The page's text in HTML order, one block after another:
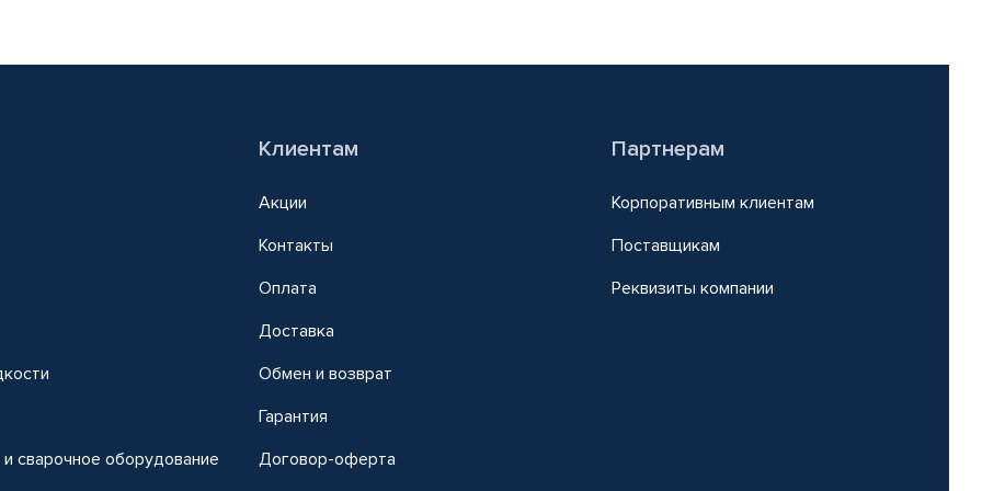
сварочное оборудование
Клиентам
Акции
Контакты
Оплата
Доставка
Обмен и возврат
Гарантия
Договор-оферта
Партнерам
Корпоративным клиентам
Поставщикам
Реквизиты компании